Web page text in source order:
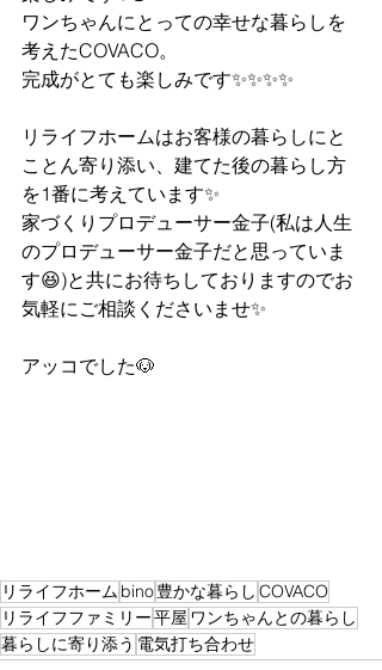
ワンちゃんにとっての幸せな暮らしを
考えたCOVACO。
完成がとても楽しみです✨✨✨✨
リライフホームはお客様の暮らしにと
ことん寄り添い、建てた後の暮らし方
を1番に考えています✨
家づくりプロデューサー金子(私は人生
のプロデューサー金子だと思っていま
す😆)と共にお待ちしておりますのでお
気軽にご相談くださいませ✨
アッコでした🐶
リライフホーム bino豊かな暮らし COVACO
リライフファミリー平屋 ワンちゃんとの暮らし
暮らしに寄り添う 電気打ち合わせ